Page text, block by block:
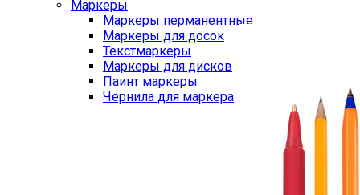
Маркеры
Маркеры перманентные
Маркеры для досок
Текстмаркеры
Маркеры для дисков
Паинт маркеры
Чернила для маркера